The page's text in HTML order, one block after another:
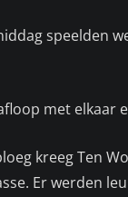
speelden
met elkaar
kreeg Ten
Er werden